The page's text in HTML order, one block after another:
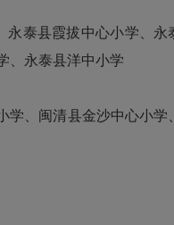
泰县霞拔中心小学、
、永泰县洋中小学
、闽清县金沙中心小